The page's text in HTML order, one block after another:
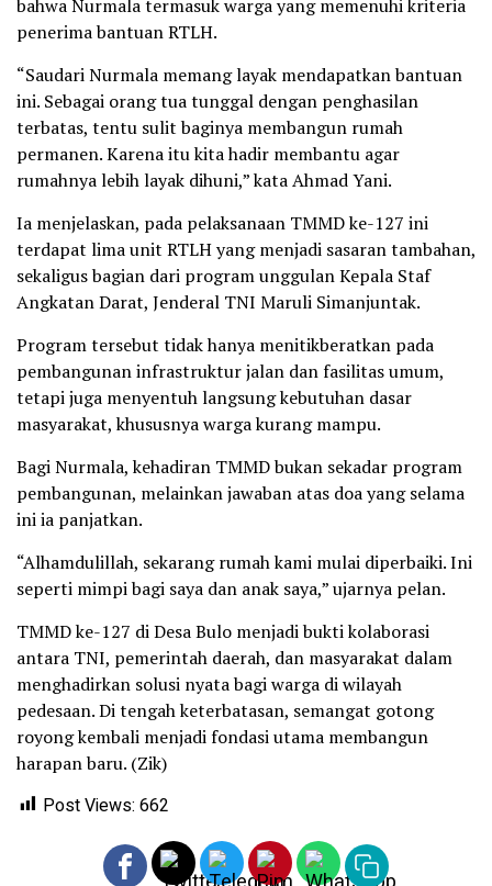
bahwa Nurmala termasuk warga yang memenuhi kriteria
penerima bantuan RTLH.
“Saudari Nurmala memang layak mendapatkan bantuan
ini. Sebagai orang tua tunggal dengan penghasilan
terbatas, tentu sulit baginya membangun rumah
permanen. Karena itu kita hadir membantu agar
rumahnya lebih layak dihuni,” kata Ahmad Yani.
Ia menjelaskan, pada pelaksanaan TMMD ke-127 ini
terdapat lima unit RTLH yang menjadi sasaran tambahan,
sekaligus bagian dari program unggulan Kepala Staf
Angkatan Darat, Jenderal TNI Maruli Simanjuntak.
Program tersebut tidak hanya menitikberatkan pada
pembangunan infrastruktur jalan dan fasilitas umum,
tetapi juga menyentuh langsung kebutuhan dasar
masyarakat, khususnya warga kurang mampu.
Bagi Nurmala, kehadiran TMMD bukan sekadar program
pembangunan, melainkan jawaban atas doa yang selama
ini ia panjatkan.
“Alhamdulillah, sekarang rumah kami mulai diperbaiki. Ini
seperti mimpi bagi saya dan anak saya,” ujarnya pelan.
TMMD ke-127 di Desa Bulo menjadi bukti kolaborasi
antara TNI, pemerintah daerah, dan masyarakat dalam
menghadirkan solusi nyata bagi warga di wilayah
pedesaan. Di tengah keterbatasan, semangat gotong
royong kembali menjadi fondasi utama membangun
harapan baru. (Zik)
Post Views: 662